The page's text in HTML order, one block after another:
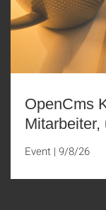
OpenCms
Mitarbeiter,
Event | 9/8/26